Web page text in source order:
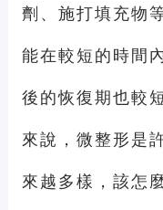
劑、施打填充物
能在較短的時間
後的恢復期也較
來說，微整形是
來越多樣，該怎